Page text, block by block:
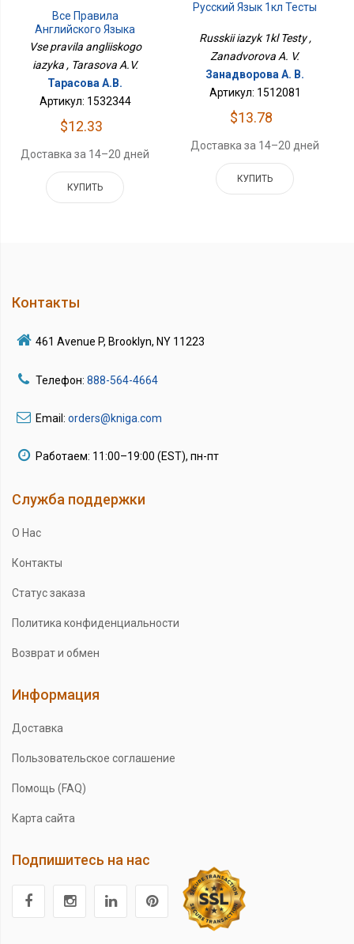
Все Правила
Английского Языка
Vse pravila angliiskogo
iazyka , Tarasova A.V.
Тарасова А.В.
Артикул: 1532344
$12.33
Доставка за 14–20 дней
КУПИТЬ
Русский Язык 1кл Тесты
Russkii iazyk 1kl Testy ,
Zanadvorova A. V.
Занадворова А. В.
Артикул: 1512081
$13.78
Доставка за 14–20 дней
КУПИТЬ
Контакты
461 Avenue P, Brooklyn, NY 11223
Телефон: 888-564-4664
Email: orders@kniga.com
Работаем: 11:00–19:00 (EST), пн-пт
Служба поддержки
О Нас
Контакты
Статус заказа
Политика конфиденциальности
Возврат и обмен
Информация
Доставка
Пользовательское соглашение
Помощь (FAQ)
Карта сайта
Подпишитесь на нас